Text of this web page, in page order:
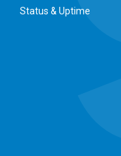
Status & Uptime